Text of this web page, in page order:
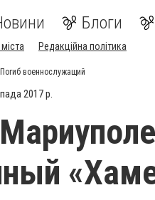
Блоги
Редакційна політика
военнослужащий
2017 р.